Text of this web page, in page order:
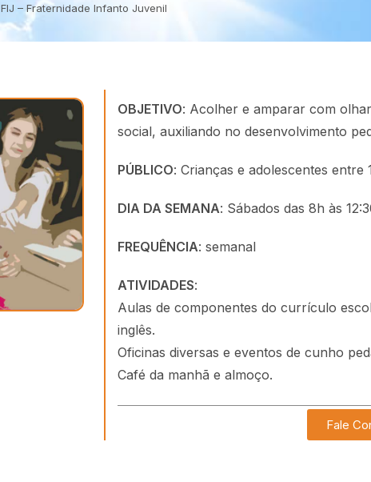
FIJ – Fraternidade Infanto Juvenil
OBJETIVO: Acolher e amparar com
social, auxiliando no desenvolvimento
PÚBLICO: Crianças e adolescentes entre
DIA DA SEMANA: Sábados das 8h às
FREQUÊNCIA: semanal
ATIVIDADES:
Aulas de componentes do currículo
inglês.
Oficinas diversas e eventos de cunho
Café da manhã e almoço.
Fale